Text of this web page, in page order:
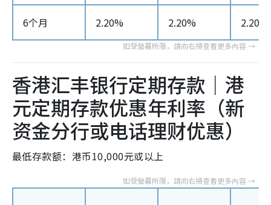
6个月 2.20% 2.20% 2.20%
香港汇丰银行定期存款｜港
元定期存款优惠年利率（新
资金分行或电话理财优惠）
最低存款额：港币10,000元或以上